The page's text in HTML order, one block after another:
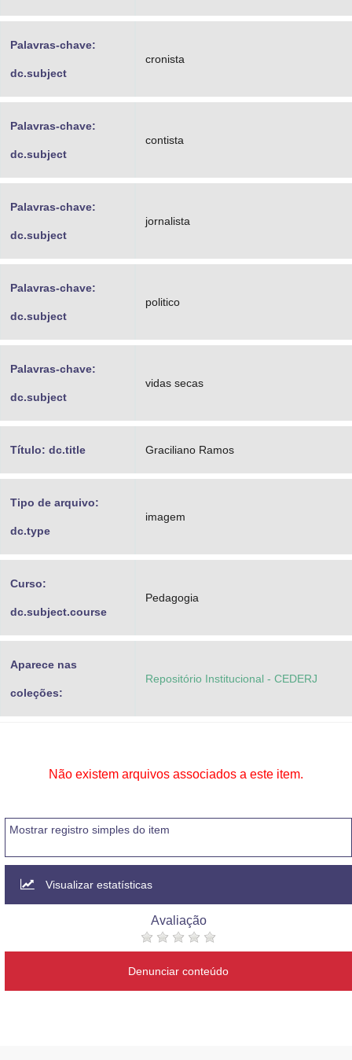
Palavras-chave:
dc.subject
cronista
Palavras-chave:
dc.subject
contista
Palavras-chave:
dc.subject
jornalista
Palavras-chave:
dc.subject
politico
Palavras-chave:
dc.subject
vidas secas
Título: dc.title Graciliano Ramos
Tipo de arquivo:
dc.type
imagem
Curso:
dc.subject.course
Pedagogia
Aparece nas
coleções:
Repositório Institucional - CEDERJ
Não existem arquivos associados a este item.
Mostrar registro simples do item
Visualizar estatísticas
Avaliação
Denunciar conteúdo